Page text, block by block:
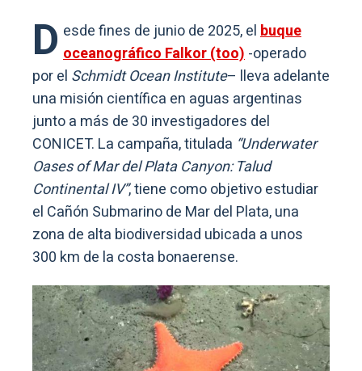
D esde fines de junio de 2025, elbuque
oceanográfico Falkor (too)-operado
por el Schmidt Ocean Institute– lleva adelante
una misión científica en aguas argentinas
junto a más de 30 investigadores del
CONICET. La campaña, titulada “Underwater
Oases of Mar del Plata Canyon: Talud
Continental IV”, tiene como objetivo estudiar
el Cañón Submarino de Mar del Plata, una
zona de alta biodiversidad ubicada a unos
300 km de la costa bonaerense.